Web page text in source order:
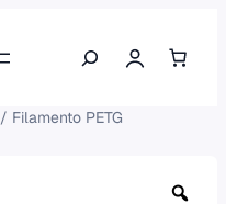
Buscar
/ Filamento PETG